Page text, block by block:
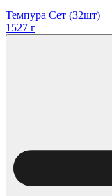
Темпура Сет (32шт)
1527 г